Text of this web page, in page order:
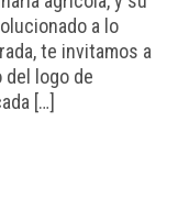
a lo
te invitamos a
del logo de
[…]